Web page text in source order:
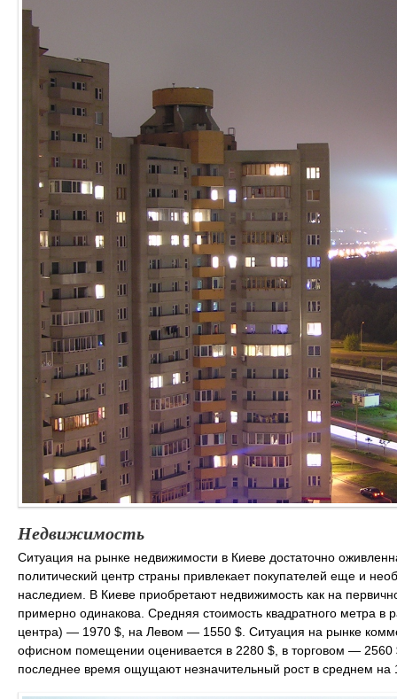
Недвижимость
Ситуация на рынке недвижимости в Киеве достаточно
политический центр страны привлекает покупателей еще и
наследием. В Киеве приобретают недвижимость как на
примерно одинакова. Средняя стоимость квадратного метра
центра) — 1970 $, на Левом — 1550 $. Ситуация на рынке
офисном помещении оценивается в 2280 $, в торговом —
последнее время ощущают незначительный рост в среднем на